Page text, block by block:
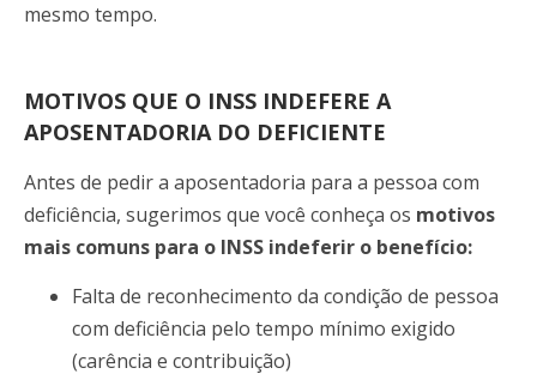
mesmo tempo.
MOTIVOS QUE O INSS INDEFERE A
APOSENTADORIA DO DEFICIENTE
Antes de pedir a aposentadoria para a pessoa com
deficiência, sugerimos que você conheça os motivos
mais comuns para o INSS indeferir o benefício:
Falta de reconhecimento da condição de pessoa
com deficiência pelo tempo mínimo exigido
(carência e contribuição)